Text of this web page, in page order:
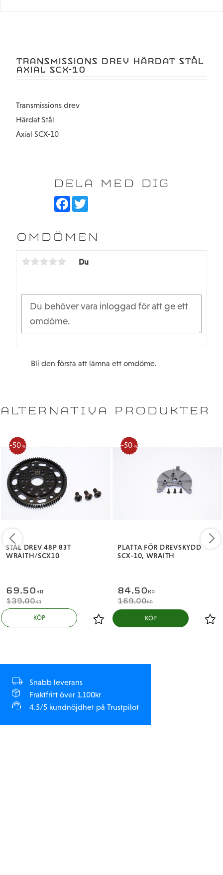
TRANSMISSIONS DREV HÄRDAT STÅL
AXIAL SCX-10
Transmissions drev
Härdat Stål
Axial SCX-10
DELA MED DIG
F
b
o
T
t
e
OMDÖMEN
Du
Bli den första att lämna ett omdöme.
ALTERNATIVA PRODUKTER
STÅL DREV 48P 83T
WRAITH/SCX10
69,50 KR
139,00KR
50 %
KÖP
PLATTA FÖR DREVSKYDD
SCX-10, WRAITH
84,50 KR
169,00KR
50 %
KÖP
Snabb leverans
Fraktfritt över 1.100kr
4.5/5 kundnöjdhet på Trustpilot